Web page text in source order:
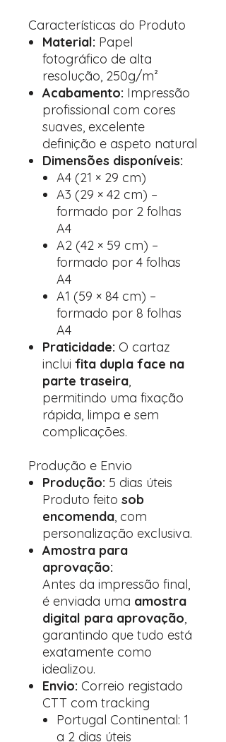
Características do Produto
Material: Papel
fotográfico de alta
resolução, 250g/m²
Acabamento: Impressão
profissional com cores
suaves, excelente
definição e aspeto natural
Dimensões disponíveis:
A4 (21 × 29 cm)
A3 (29 × 42 cm) –
formado por 2 folhas
A4
A2 (42 × 59 cm) –
formado por 4 folhas
A4
A1 (59 × 84 cm) –
formado por 8 folhas
A4
Praticidade: O cartaz
inclui fita dupla face na
parte traseira,
permitindo uma fixação
rápida, limpa e sem
complicações.
Produção e Envio
Produção: 5 dias úteis
Produto feito sob
encomenda, com
personalização exclusiva.
Amostra para
aprovação:
Antes da impressão final,
é enviada uma amostra
digital para aprovação,
garantindo que tudo está
exatamente como
idealizou.
Envio: Correio registado
CTT com tracking
Portugal Continental: 1
a 2 dias úteis